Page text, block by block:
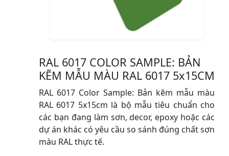
RAL 6017 COLOR SAMPLE: BẢN
KẼM MẪU MÀU RAL 6017 5x15CM
RAL 6017 Color Sample: Bản kẽm mẫu màu
RAL 6017 5x15cm là bộ mẫu tiêu chuẩn cho
các bạn đang làm sơn, decor, epoxy hoặc các
dự án khác có yêu cầu so sánh đúng chất sơn
màu RAL thực tế.